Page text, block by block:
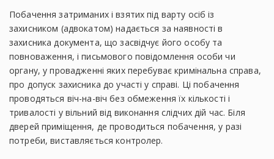
Побачення затриманих і взятих під варту осіб із
захисником (адвокатом) надається за наявності в
захисника документа, що засвідчує його особу та
повноваження, і письмового повідомлення особи чи
органу, у провадженні яких перебуває кримінальна справа,
про допуск захисника до участі у справі. Ці побачення
проводяться віч-на-віч без обмеження їх кількості і
тривалості у вільний від виконання слідчих дій час. Біля
дверей приміщення, де проводиться побачення, у разі
потреби, виставляється контролер.